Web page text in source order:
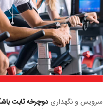
سرویس و نگهداری دوچرخه ثابت